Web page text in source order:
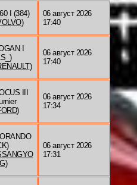
I (384)
)
06 август 2026
17:40
I
)
06 август 2026
17:40
III
)
06 август 2026
17:34
)
06 август 2026
17:31